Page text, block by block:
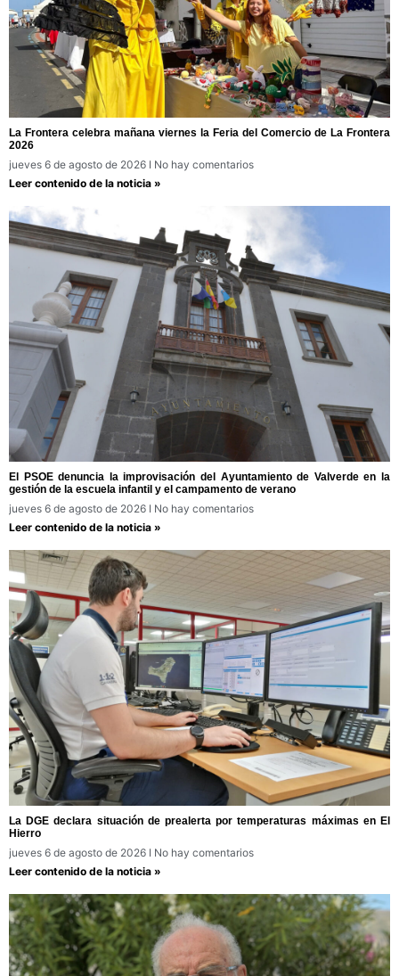
La Frontera celebra mañana viernes la Feria del Comercio de La Frontera
2026
jueves 6 de agosto de 2026
No hay comentarios
Leer contenido de la noticia »
El PSOE denuncia la improvisación del Ayuntamiento de Valverde en la
gestión de la escuela infantil y el campamento de verano
jueves 6 de agosto de 2026
No hay comentarios
Leer contenido de la noticia »
La DGE declara situación de prealerta por temperaturas máximas en El
Hierro
jueves 6 de agosto de 2026
No hay comentarios
Leer contenido de la noticia »